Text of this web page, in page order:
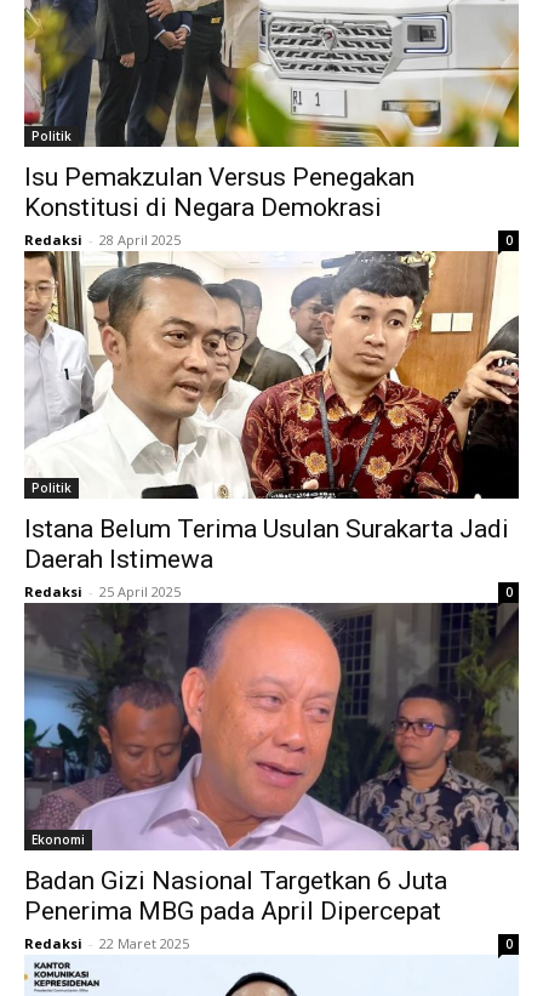
Politik
Isu Pemakzulan Versus Penegakan
Konstitusi di Negara Demokrasi
Redaksi - 28 April 2025 0
Politik
Istana Belum Terima Usulan Surakarta Jadi
Daerah Istimewa
Redaksi - 25 April 2025 0
Ekonomi
Badan Gizi Nasional Targetkan 6 Juta
Penerima MBG pada April Dipercepat
Redaksi - 22 Maret 2025 0